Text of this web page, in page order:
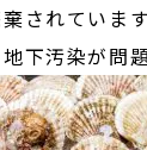
されていま
下汚染が問